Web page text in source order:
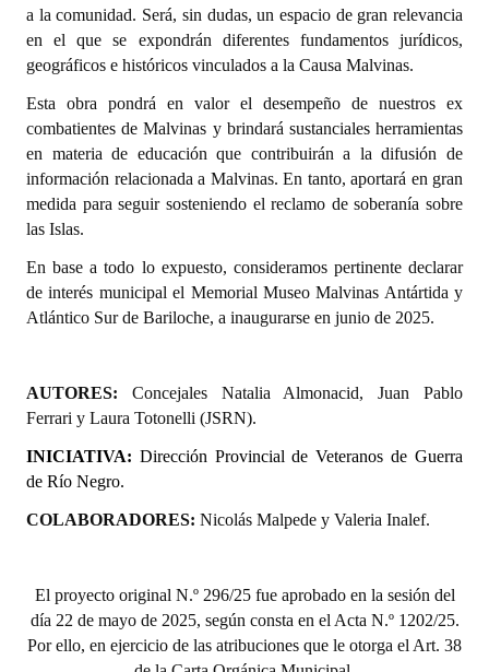
Mujeres que Dejaron Huellas - Registro
Periodistas Decanos - Registro
Ciudadano Ilustre - Registro
Banca del Vecino - Registro
Huéspedes de Honor - Registro
Reconocimientos - Registro
Entrega de distinciones
REFORMA DE LA CARTA ORGÁNICA
a la comunidad. Será, sin dudas, un espacio de gran relevancia
en el que se expondrán diferentes fundamentos jurídicos,
geográficos e históricos vinculados a la Causa Malvinas.
Esta obra pondrá en valor el desempeño de nuestros ex
combatientes de Malvinas y brindará sustanciales herramientas
en materia de educación que contribuirán a la difusión de
información relacionada a Malvinas. En tanto, aportará en gran
medida para seguir sosteniendo el reclamo de soberanía sobre
las Islas.
En base a todo lo expuesto, consideramos pertinente declarar
de interés municipal el Memorial Museo Malvinas Antártida y
Atlántico Sur de Bariloche, a inaugurarse en junio de 2025.
AUTORES: Concejales Natalia Almonacid, Juan Pablo
Ferrari y Laura Totonelli (JSRN).
INICIATIVA: Dirección Provincial de Veteranos de Guerra
de Río Negro.
COLABORADORES: Nicolás Malpede y Valeria Inalef.
El proyecto original N.º 296/25 fue aprobado en la sesión del
día 22 de mayo de 2025, según consta en el Acta N.º 1202/25.
Por ello, en ejercicio de las atribuciones que le otorga el Art. 38